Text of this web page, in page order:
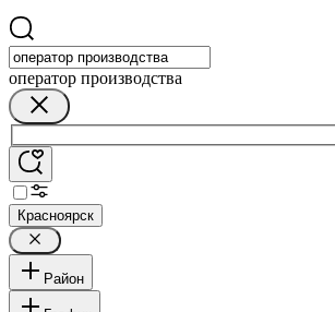
оператор производства
Красноярск
Район